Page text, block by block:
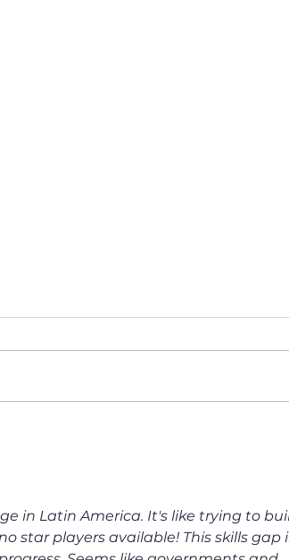
in Latin America. It's like trying to
star players available! This skills gap